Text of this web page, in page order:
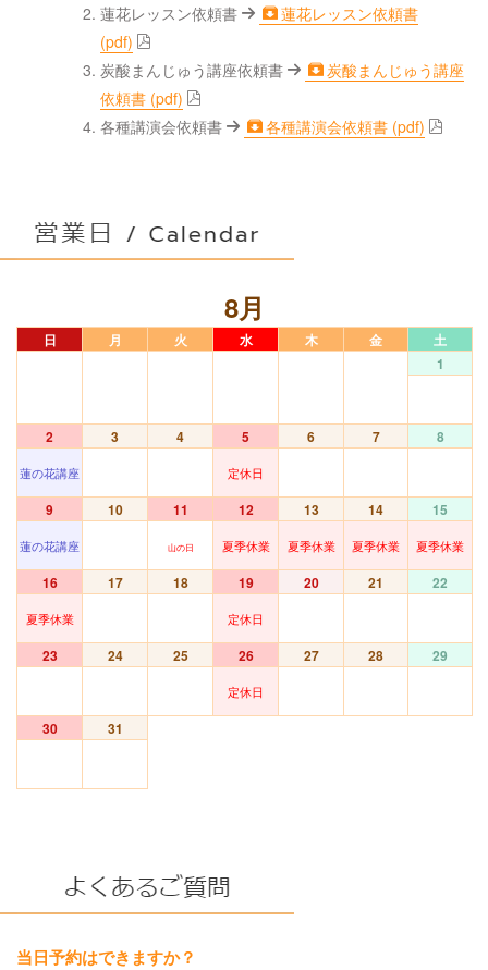
蓮花レッスン依頼書
蓮花レッスン依頼書
(pdf)
炭酸まんじゅう講座依頼書
炭酸まんじゅう講座
依頼書 (pdf)
各種講演会依頼書
各種講演会依頼書 (pdf)
8月
日 月 火 水 木 金
土
1
2 3 4 5 6 7 8
蓮の花講座 定休日
9 10 11 12 13 14 15
蓮の花講座 山の日 夏季休業 夏季休業 夏季休業 夏季休業
16 17 18 19 20 21 22
夏季休業 定休日
23 24 25 26 27 28 29
定休日
30 31
当日予約はできますか？